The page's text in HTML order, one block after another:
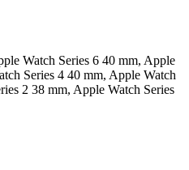
Watch Series 6 40 mm, Apple
Series 4 40 mm, Apple Watch
2 38 mm, Apple Watch Series